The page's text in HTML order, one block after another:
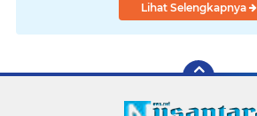
Lihat Selengkapnya